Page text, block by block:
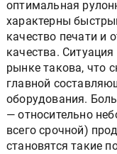
оптимальная
характерны
качество печати и
качества.
рынке такова, что
главной
оборудования.
— относительно
всего срочной)
становятся такие